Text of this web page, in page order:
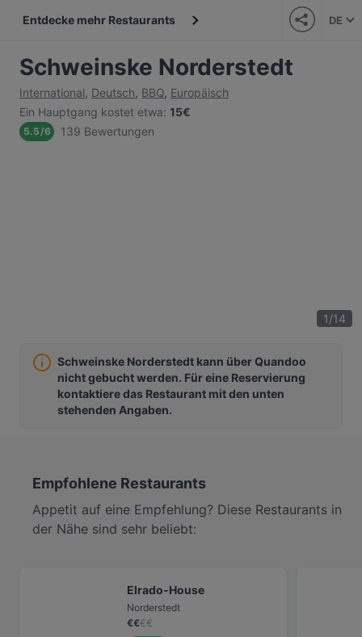
Entdecke mehr Restaurants DE
Schweinske Norderstedt
International, Deutsch, BBQ, Europäisch
Ein Hauptgang kostet etwa: 15€
5.5/6 139 Bewertungen
1/14
Schweinske Norderstedt kann über Quandoo
nicht gebucht werden. Für eine Reservierung
kontaktiere das Restaurant mit den unten
stehenden Angaben.
Empfohlene Restaurants
Appetit auf eine Empfehlung? Diese Restaurants in
der Nähe sind sehr beliebt:
Elrado-House
Norderstedt
€€€€